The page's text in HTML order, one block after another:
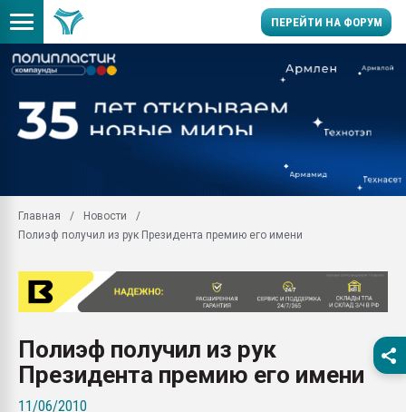
ПЕРЕЙТИ НА ФОРУМ
универсальны, что
умельцы изготовили
Продажа готового
производство SPC
29.07.2026 ФРП помог
Помощь в подборе
ближайшее
Подмосковье, Москва
Главная
Новости
Полиэф получил из рук Президента премию его имени
Полиэф получил из рук
Президента премию его имени
11/06/2010